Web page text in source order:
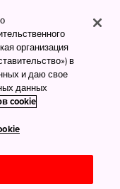
центр
Здесь есть
техники до
иен. Что бы вы
организация
в
и даю свое
данных
cookie